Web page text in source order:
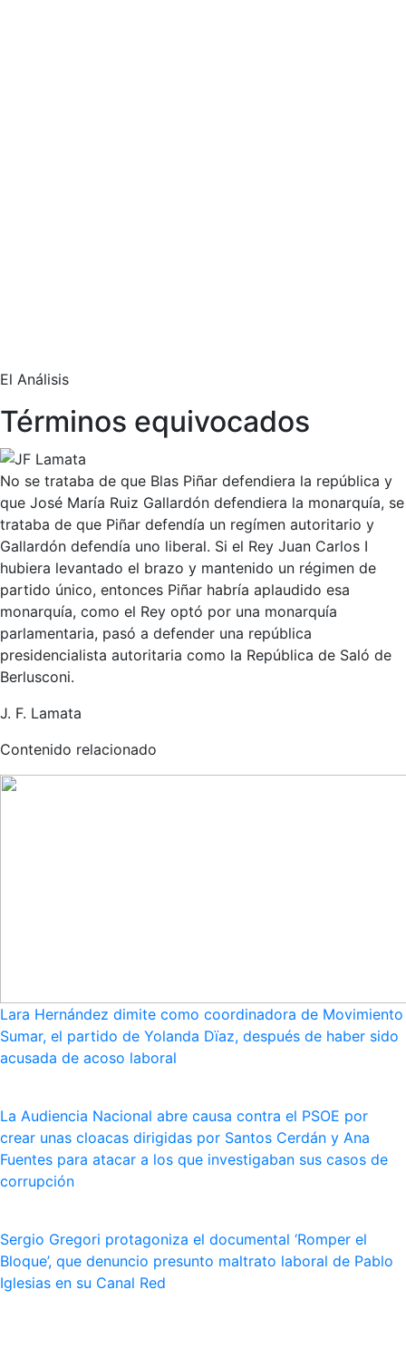
El Análisis
Términos equivocados
No se trataba de que Blas Piñar defendiera la república y
que José María Ruiz Gallardón defendiera la monarquía, se
trataba de que Piñar defendía un regímen autoritario y
Gallardón defendía uno liberal. Si el Rey Juan Carlos I
hubiera levantado el brazo y mantenido un régimen de
partido único, entonces Piñar habría aplaudido esa
monarquía, como el Rey optó por una monarquía
parlamentaria, pasó a defender una república
presidencialista autoritaria como la República de Saló de
Berlusconi.
J. F. Lamata
Contenido relacionado
Lara Hernández dimite como coordinadora de Movimiento
Sumar, el partido de Yolanda Dïaz, después de haber sido
acusada de acoso laboral
La Audiencia Nacional abre causa contra el PSOE por
crear unas cloacas dirigidas por Santos Cerdán y Ana
Fuentes para atacar a los que investigaban sus casos de
corrupción
Sergio Gregori protagoniza el documental ‘Romper el
Bloque’, que denuncio presunto maltrato laboral de Pablo
Iglesias en su Canal Red